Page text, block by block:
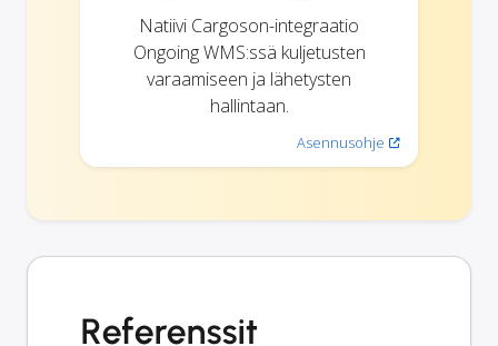
Natiivi Cargoson-integraatio
Ongoing WMS:ssä kuljetusten
varaamiseen ja lähetysten
hallintaan.
Asennusohje
Referenssit